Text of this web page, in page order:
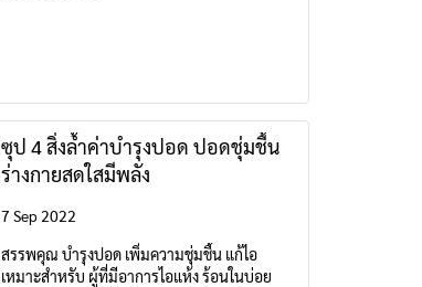
ซุป 4 สิ่งล้ำค่าบำรุงปอด ปอดชุ่มชื้น
ร่างกายสดใสมีพลัง
7 Sep 2022
สรรพคุณ บำรุงปอด เพิ่มความชุ่มชื้น แก้ไอ
เหมาะสำหรับ ผู้ที่มีอาการไอแห้ง ร้อนในบ่อย